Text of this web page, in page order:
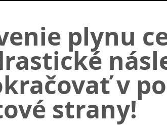
plynu
v
strany!